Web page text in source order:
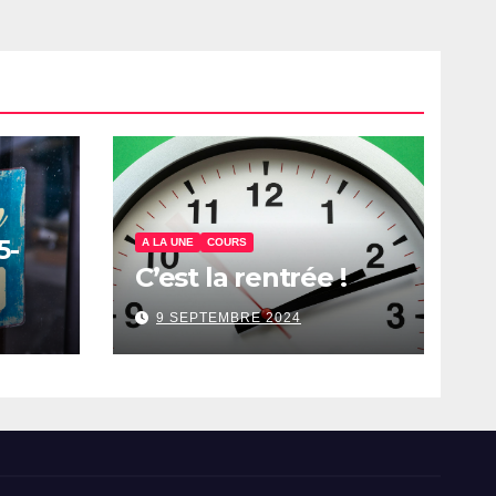
A LA UNE COURS
C’est la rentrée !
9 SEPTEMBRE 2024